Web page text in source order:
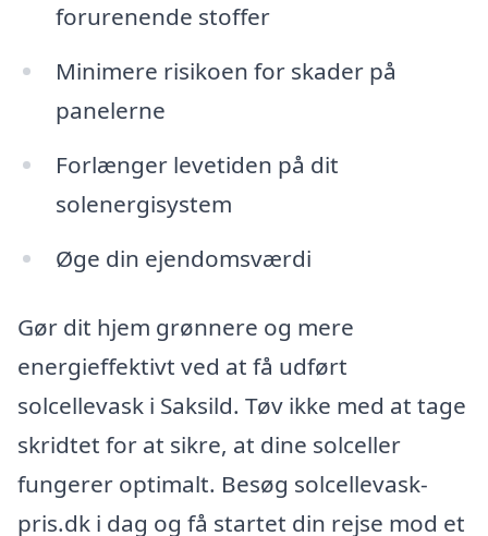
forurenende stoffer
Minimere risikoen for skader på
panelerne
Forlænger levetiden på dit
solenergisystem
Øge din ejendomsværdi
Gør dit hjem grønnere og mere
energieffektivt ved at få udført
solcellevask i Saksild. Tøv ikke med at tage
skridtet for at sikre, at dine solceller
fungerer optimalt. Besøg solcellevask-
pris.dk i dag og få startet din rejse mod et